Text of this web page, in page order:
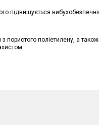
підвищується
пористого поліетилену, а